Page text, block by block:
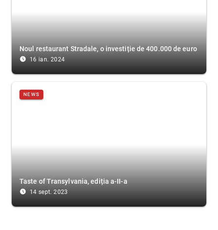
Noul restaurant Stradale, o investiție de 400.000 de euro
access_time_filled 16 ian. 2024
NEWS
Taste of Transylvania, ediția a-II-a
access_time_filled 14 sept. 2023